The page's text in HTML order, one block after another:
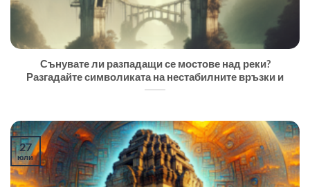
Сънувате ли разпадащи се мостове над реки?
Разгадайте символиката на нестабилните връзки и
27
юли